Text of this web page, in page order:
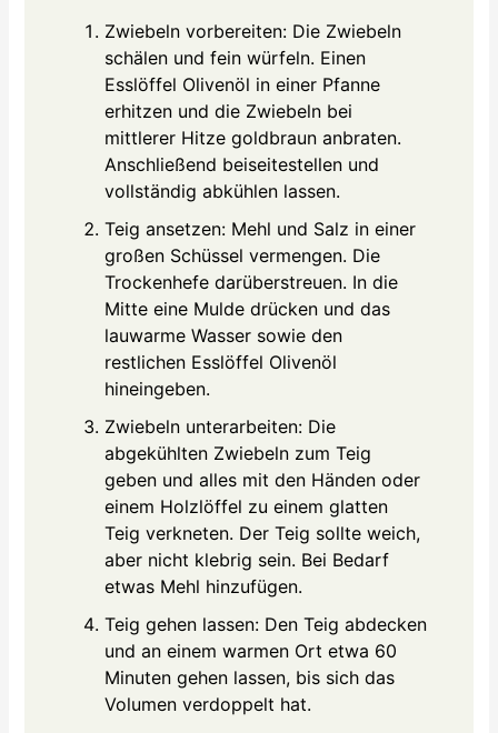
Zwiebeln vorbereiten: Die Zwiebeln
schälen und fein würfeln. Einen
Esslöffel Olivenöl in einer Pfanne
erhitzen und die Zwiebeln bei
mittlerer Hitze goldbraun anbraten.
Anschließend beiseitestellen und
vollständig abkühlen lassen.
Teig ansetzen: Mehl und Salz in einer
großen Schüssel vermengen. Die
Trockenhefe darüberstreuen. In die
Mitte eine Mulde drücken und das
lauwarme Wasser sowie den
restlichen Esslöffel Olivenöl
hineingeben.
Zwiebeln unterarbeiten: Die
abgekühlten Zwiebeln zum Teig
geben und alles mit den Händen oder
einem Holzlöffel zu einem glatten
Teig verkneten. Der Teig sollte weich,
aber nicht klebrig sein. Bei Bedarf
etwas Mehl hinzufügen.
Teig gehen lassen: Den Teig abdecken
und an einem warmen Ort etwa 60
Minuten gehen lassen, bis sich das
Volumen verdoppelt hat.